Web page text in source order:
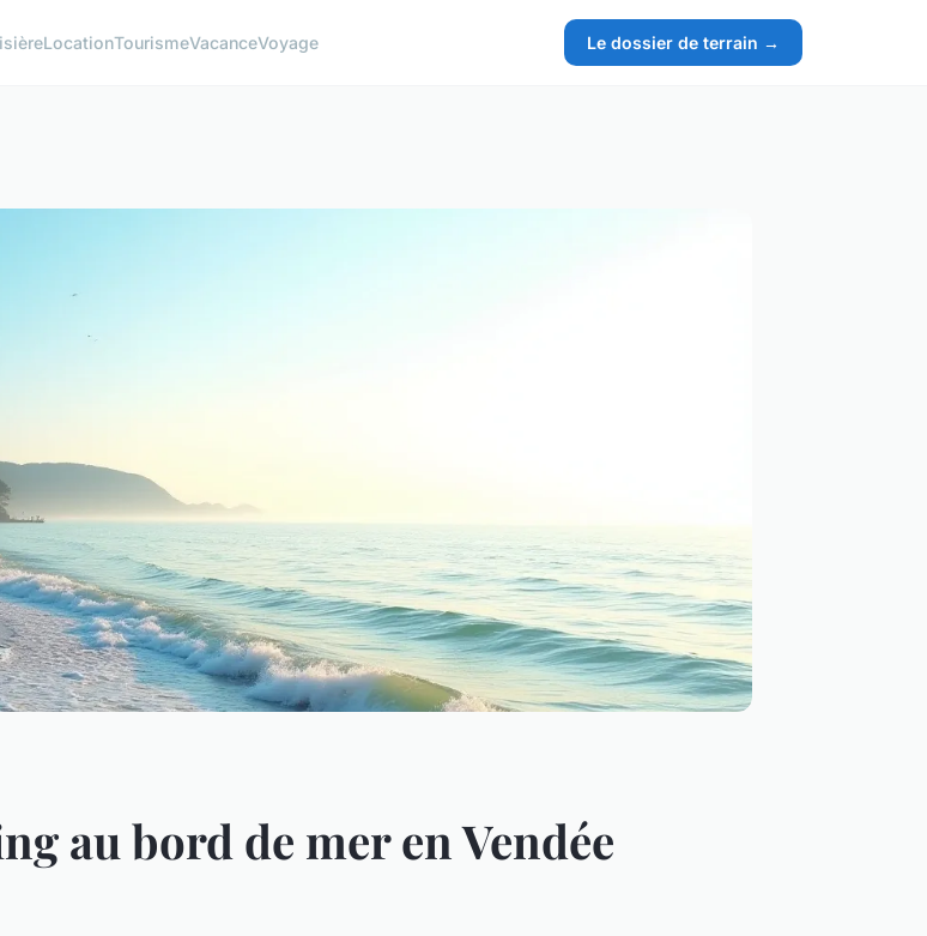
LocationTourismeVacanceVoyage Le dossier de terrain →
au bord de mer en Vendée